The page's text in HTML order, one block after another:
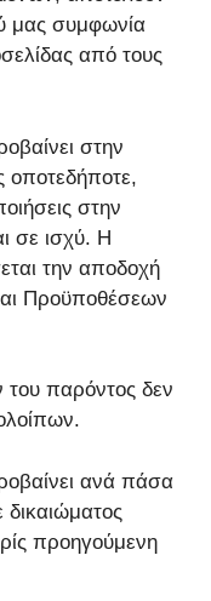
μας συμφωνία
από τους
στην
στην
σε ισχύ. Η
την αποδοχή
Προϋποθέσεων
παρόντος δεν
ανά πάσα
προηγούμενη